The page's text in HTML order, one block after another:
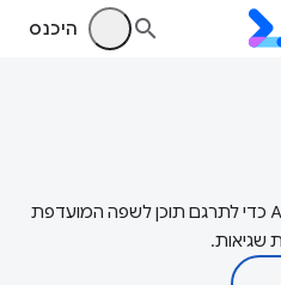
היכנס
‫Google משתמשת בטכנולוגיית AI כדי לתרגם תוכן לשפה המועדפת
שגיאות.